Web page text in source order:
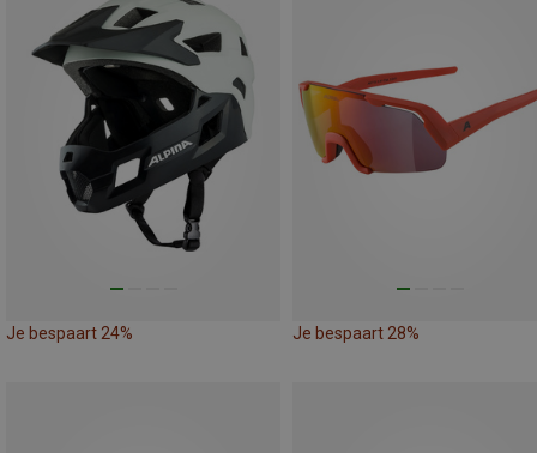
Je bespaart 24% Je bespaart 28%